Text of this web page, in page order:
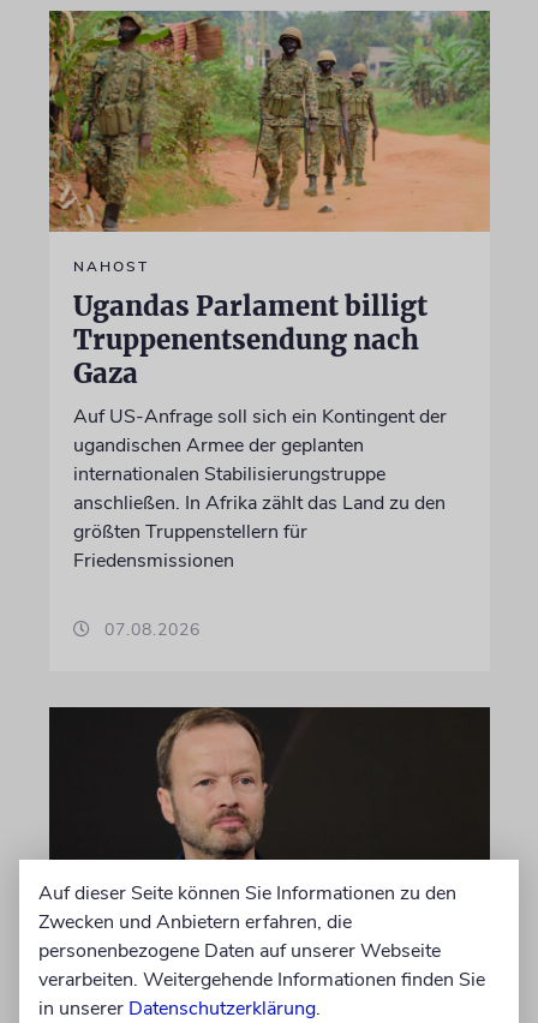
NAHOST
Ugandas Parlament billigt
Truppenentsendung nach
Gaza
Auf US-Anfrage soll sich ein Kontingent der
ugandischen Armee der geplanten
internationalen Stabilisierungstruppe
anschließen. In Afrika zählt das Land zu den
größten Truppenstellern für
Friedensmissionen
07.08.2026
MEINUNG
Wie Georg Restle die
Auf dieser Seite können Sie Informationen zu den
Zwecken und Anbietern erfahren, die
personenbezogene Daten auf unserer Webseite
verarbeiten. Weitergehende Informationen finden Sie
in unserer Datenschutzerklärung.